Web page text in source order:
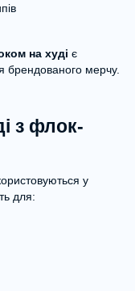
на худі є
брендованого мерчу.
з флок-
у
для: